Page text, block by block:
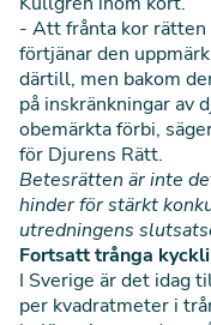
- Att frånta kor
förtjänar den
därtill, men bakom
på inskränkningar av
obemärkta förbi,
för Djurens Rätt.
Betesrätten är inte
hinder för stärkt
utredningens
Fortsatt trånga
I Sverige är det idag
per kvadratmeter i